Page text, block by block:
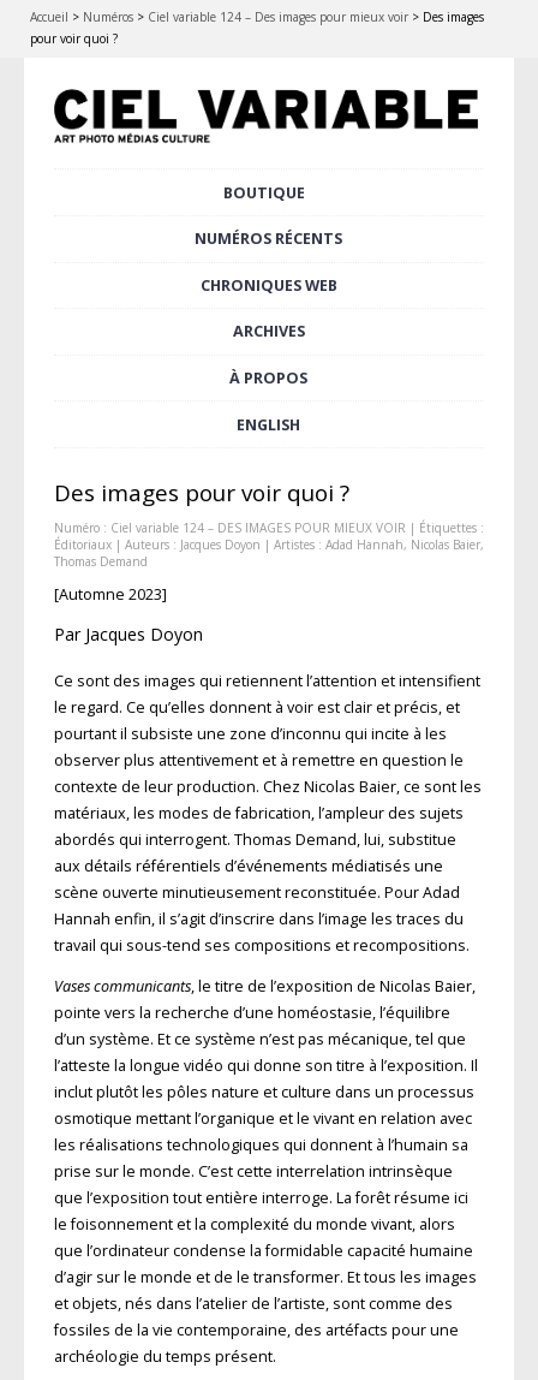
Accueil > Numéros > Ciel variable 124 – Des images pour mieux voir > Des images
pour voir quoi ?
BOUTIQUE
NUMÉROS RÉCENTS
CHRONIQUES WEB
ARCHIVES
À PROPOS
ENGLISH
Des images pour voir quoi ?
Numéro : Ciel variable 124 – DES IMAGES POUR MIEUX VOIR | Étiquettes :
Éditoriaux| Auteurs : Jacques Doyon | Artistes : Adad Hannah, Nicolas Baier,
Thomas Demand
[Automne 2023]
Par Jacques Doyon
Ce sont des images qui retiennent l’attention et intensifient
le regard. Ce qu’elles donnent à voir est clair et précis, et
pourtant il subsiste une zone d’inconnu qui incite à les
observer plus attentivement et à remettre en question le
contexte de leur production. Chez Nicolas Baier, ce sont les
matériaux, les modes de fabrication, l’ampleur des sujets
abordés qui interrogent. Thomas Demand, lui, substitue
aux détails référentiels d’événements médiatisés une
scène ouverte minutieusement reconstituée. Pour Adad
Hannah enfin, il s’agit d’inscrire dans l’image les traces du
travail qui sous-tend ses compositions et recompositions.
Vases communicants, le titre de l’exposition de Nicolas Baier,
pointe vers la recherche d’une homéostasie, l’équilibre
d’un système. Et ce système n’est pas mécanique, tel que
l’atteste la longue vidéo qui donne son titre à l’exposition. Il
inclut plutôt les pôles nature et culture dans un processus
osmotique mettant l’organique et le vivant en relation avec
les réalisations technologiques qui donnent à l’humain sa
prise sur le monde. C’est cette interrelation intrinsèque
que l’exposition tout entière interroge. La forêt résume ici
le foisonnement et la complexité du monde vivant, alors
que l’ordinateur condense la formidable capacité humaine
d’agir sur le monde et de le transformer. Et tous les images
et objets, nés dans l’atelier de l’artiste, sont comme des
fossiles de la vie contemporaine, des artéfacts pour une
archéologie du temps présent.